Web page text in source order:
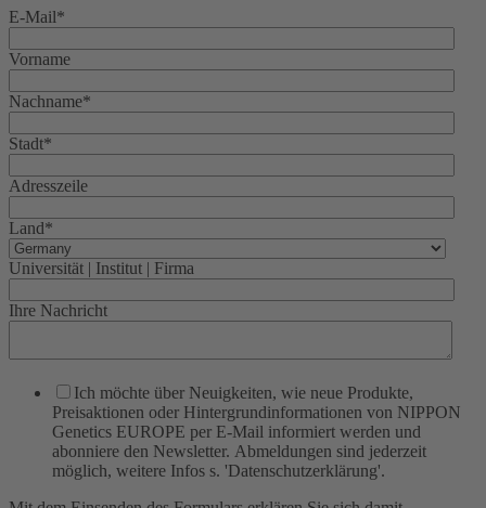
E-Mail*
Vorname
Nachname*
Stadt*
Adresszeile
Land*
Universität | Institut | Firma
Ihre Nachricht
Ich möchte über Neuigkeiten, wie neue Produkte,
Preisaktionen oder Hintergrundinformationen von NIPPON
Genetics EUROPE per E-Mail informiert werden und
abonniere den Newsletter. Abmeldungen sind jederzeit
möglich, weitere Infos s. 'Datenschutzerklärung'.